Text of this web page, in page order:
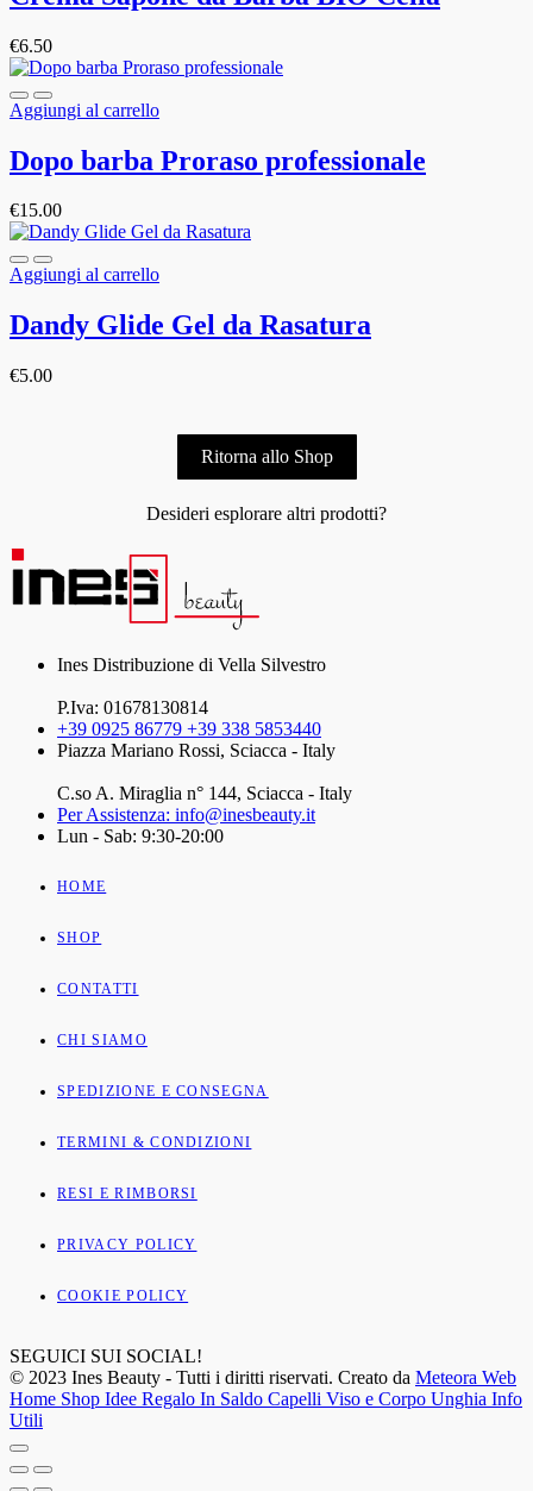
€6.50
Aggiungi al carrello
Dopo barba Proraso professionale
€15.00
Aggiungi al carrello
Dandy Glide Gel da Rasatura
€5.00
Ritorna allo Shop
Desideri esplorare altri prodotti?
Ines Distribuzione di Vella Silvestro
P.Iva: 01678130814
+39 0925 86779 +39 338 5853440
Piazza Mariano Rossi, Sciacca - Italy
C.so A. Miraglia n° 144, Sciacca - Italy
Per Assistenza: info@inesbeauty.it
Lun - Sab: 9:30-20:00
HOME
SHOP
CONTATTI
CHI SIAMO
SPEDIZIONE E CONSEGNA
TERMINI & CONDIZIONI
RESI E RIMBORSI
PRIVACY POLICY
COOKIE POLICY
SEGUICI SUI SOCIAL!
© 2023 Ines Beauty - Tutti i diritti riservati. Creato da Meteora Web
Home Shop Idee Regalo In Saldo Capelli Viso e Corpo Unghia Info
Utili